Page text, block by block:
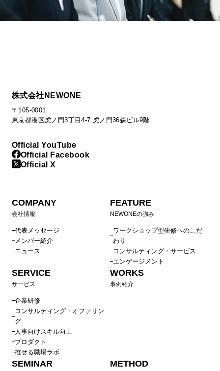
株式会社NEWONE
〒105-0001
東京都港区虎ノ門3丁目4-7 虎ノ門36森ビル9階
Official YouTube
Official Facebook
Official X
COMPANY
会社情報
代表メッセージ
メンバー紹介
ニュース
FEATURE
NEWONEの強み
ワークショップ型研修へのこだ
わり
コンサルティング・サービス
エンゲージメント
SERVICE
サービス
企業研修
コンサルティング・オファリン
グ
人事向けスキル向上
プロダクト
推せる職場ラボ
WORKS
事例紹介
SEMINAR METHOD